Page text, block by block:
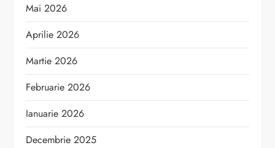
Mai 2026
Aprilie 2026
Martie 2026
Februarie 2026
Ianuarie 2026
Decembrie 2025